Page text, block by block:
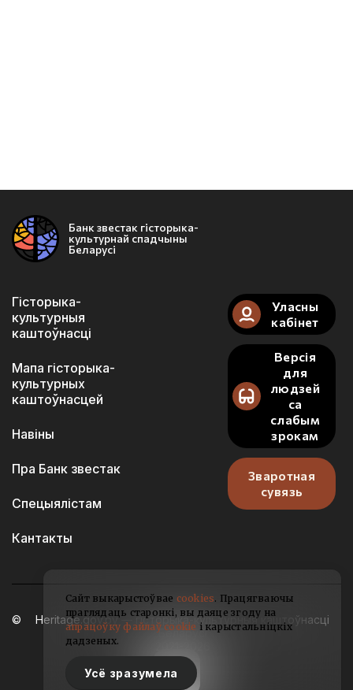
Банк звестак гісторыка-
культурнай спадчыны
Беларусі
Гісторыка-
культурныя
каштоўнасці
Мапа гісторыка-
культурных
каштоўнасцей
Навіны
Пра Банк звестак
Спецыялістам
Кантакты
Уласны
кабінет
Версія
для
людзей
са
слабым
зрокам
Зваротная
сувязь
Heritage.gov.by — гісторыка-культурныя каштоўнасці
Беларусі
Сайт выкарыстоўвае cookies. Працягваючы
праглядаць старонкі, вы даяце згоду на
апрацоўку файлаў cookie і карыстальніцкіх
дадзеных.
Усё зразумела